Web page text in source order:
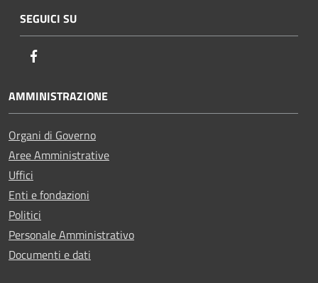
SEGUICI SU
AMMINISTRAZIONE
Organi di Governo
Aree Amministrative
Uffici
Enti e fondazioni
Politici
Personale Amministrativo
Documenti e dati